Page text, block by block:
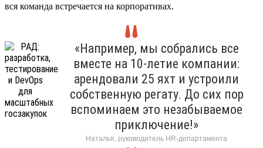
вся команда встречается на корпоративах.
«Например, мы собрались все
вместе на 10-летие компании:
арендовали 25 яхт и устроили
собственную регату. До сих пор
вспоминаем это незабываемое
приключение!»
Наталья, руководитель HR-департамента